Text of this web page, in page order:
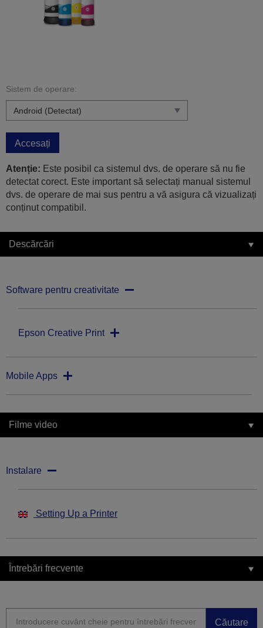
Sistem de operare:
Accesați
Atenție: Este posibil ca sistemul dvs. de operare să nu fie
detectat corect. Este important să selectați manual sistemul
dvs. de operare de mai sus pentru a vă asigura că vizualizați
conținut compatibil.
Descărcări
Software pentru creativitate
Epson Creative Print
Mobile Apps
Filme video
Instalare
Setting Up a Printer
Întrebări frecvente
Căutare